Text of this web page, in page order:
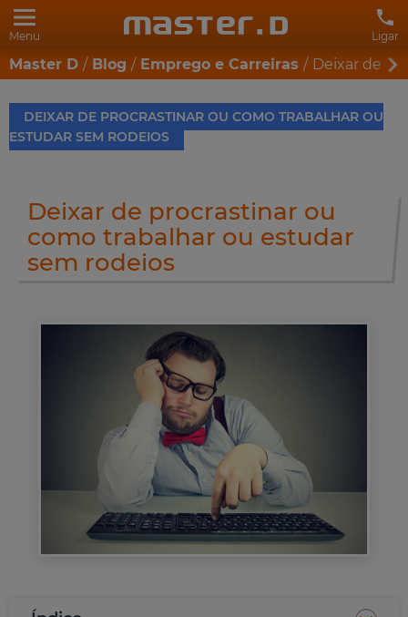
Menu Ligar
Master D Blog Emprego e Carreiras Deixar de
DEIXAR DE PROCRASTINAR OU COMO TRABALHAR OU
ESTUDAR SEM RODEIOS
Deixar de procrastinar ou
como trabalhar ou estudar
sem rodeios